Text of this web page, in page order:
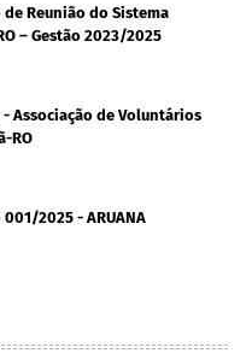
Reunião do Sistema
– Gestão 2023/2025
Associação de Voluntários
RO
2025 - ARUANA